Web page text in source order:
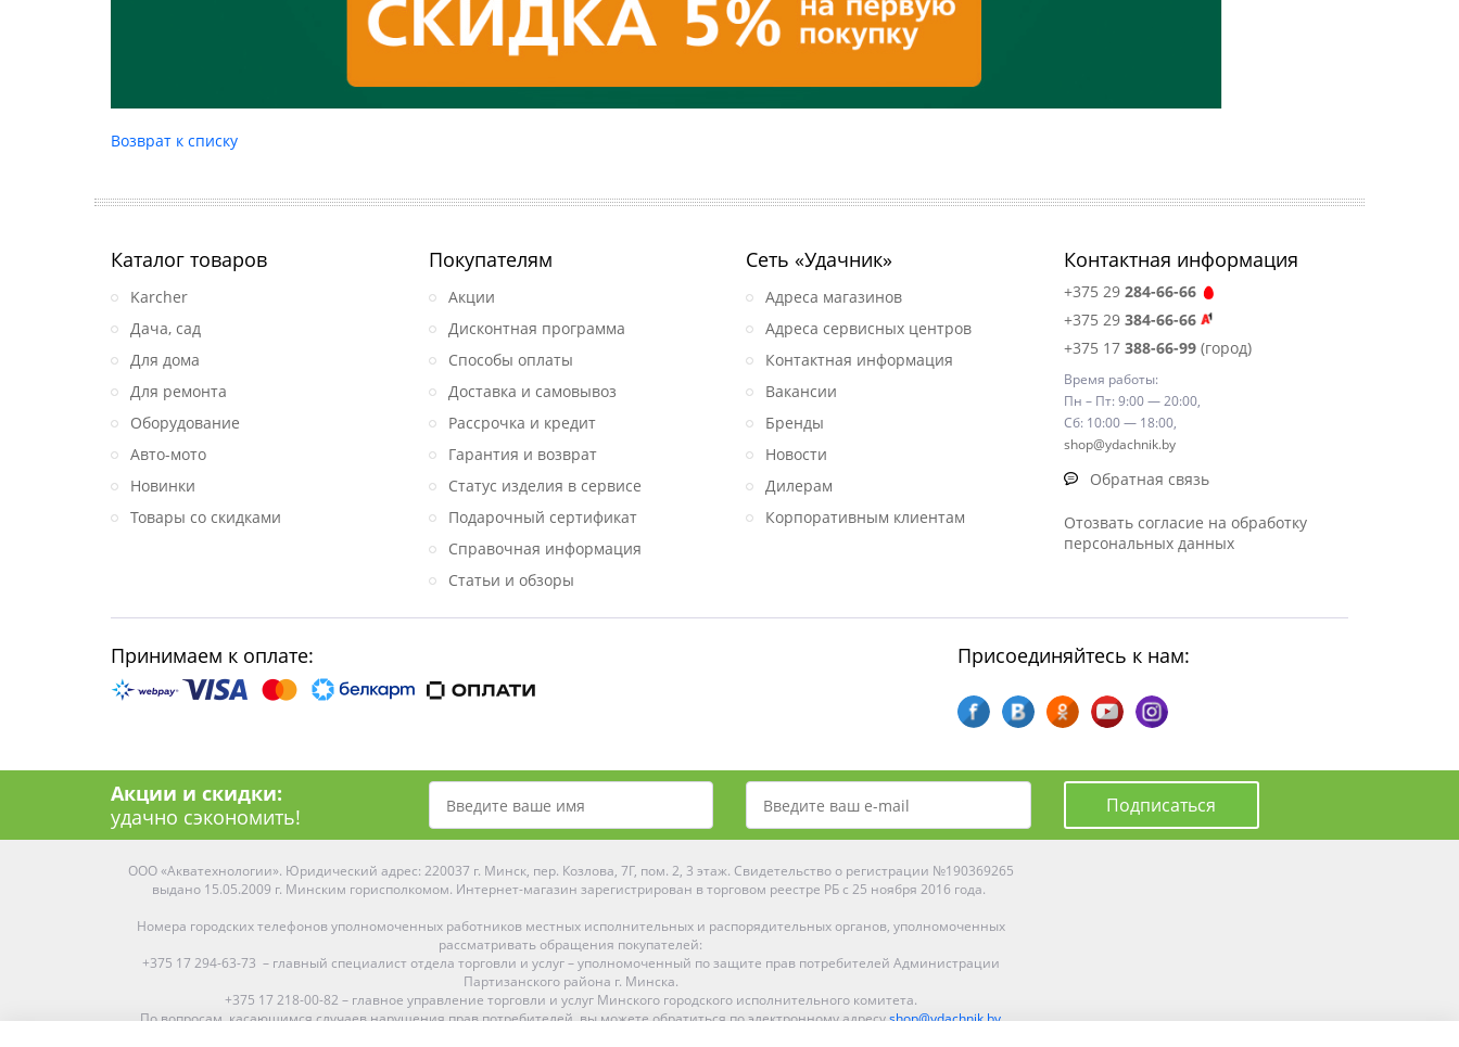
Возврат к списку
Каталог товаров
Karcher
Дача, сад
Для дома
Для ремонта
Оборудование
Авто-мото
Новинки
Товары со скидками
Покупателям
Акции
Дисконтная программа
Способы оплаты
Доставка и самовывоз
Рассрочка и кредит
Гарантия и возврат
Статус изделия в сервисе
Подарочный сертификат
Справочная информация
Статьи и обзоры
Сеть «Удачник»
Адреса магазинов
Адреса сервисных центров
Контактная информация
Вакансии
Бренды
Новости
Дилерам
Корпоративным клиентам
Контактная информация
+375 29 284-66-66
+375 29 384-66-66
+375 17 388-66-99(город)
Время работы:
Пн – Пт: 9:00 — 20:00,
Сб: 10:00 — 18:00,
shop@ydachnik.by
Обратная связь
Отозвать согласие на обработку
персональных данных
Принимаем к оплате: Присоединяйтесь к нам:
Акции и скидки:
удачно сэкономить!
Подписаться
ООО «Акватехнологии». Юридический адрес: 220037 г. Минск, пер. Козлова, 7Г, пом. 2, 3 этаж. Свидетельство о регистрации №190369265
выдано 15.05.2009 г. Минским горисполкомом. Интернет-магазин зарегистрирован в торговом реестре РБ с 25 ноября 2016 года.
Номера городских телефонов уполномоченных работников местных исполнительных и распорядительных органов, уполномоченных
рассматривать обращения покупателей:
+375 17 294-63-73 – главный специалист отдела торговли и услуг – уполномоченный по защите прав потребителей Администрации
Партизанского района г. Минска.
+375 17 218-00-82 – главное управление торговли и услуг Минского городского исполнительного комитета.
По вопросам, касающимся случаев нарушения прав потребителей, вы можете обратиться по электронному адресуshop@ydachnik.by